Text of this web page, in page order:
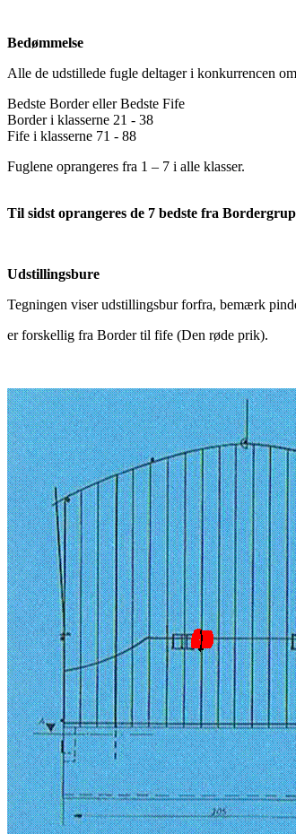
Bedømmelse
Alle de udstillede fugle deltager i konkurrencen
Bedste Border eller Bedste Fife
Border i klasserne 21 - 38
Fife i klasserne 71 - 88
Fuglene oprangeres fra 1 – 7 i alle klasser.
Til sidst oprangeres de 7 bedste fra
Udstillingsbure
Tegningen viser udstillingsbur forfra, bemærk
er forskellig fra Border til fife (Den røde prik).